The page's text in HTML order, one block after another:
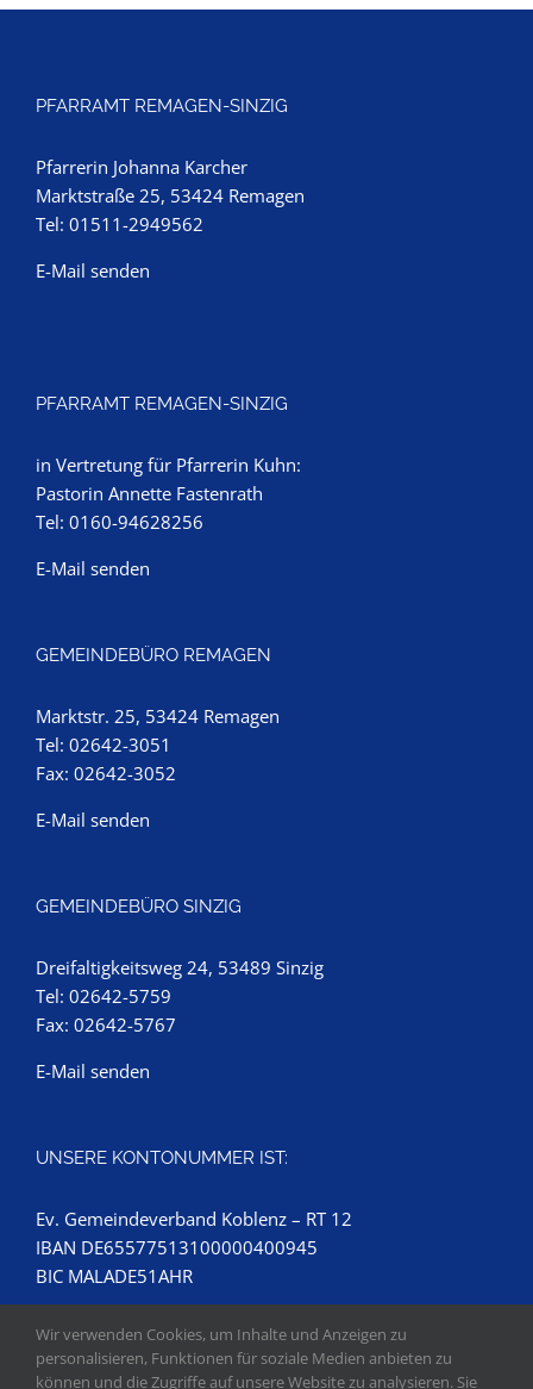
PFARRAMT REMAGEN-SINZIG
Pfarrerin Johanna Karcher
Marktstraße 25, 53424 Remagen
Tel: 01511-2949562
E-Mail senden
PFARRAMT REMAGEN-SINZIG
in Vertretung für Pfarrerin Kuhn:
Pastorin Annette Fastenrath
Tel: 0160-94628256
E-Mail senden
GEMEINDEBÜRO REMAGEN
Marktstr. 25, 53424 Remagen
Tel: 02642-3051
Fax: 02642-3052
E-Mail senden
GEMEINDEBÜRO SINZIG
Dreifaltigkeitsweg 24, 53489 Sinzig
Tel: 02642-5759
Fax: 02642-5767
E-Mail senden
UNSERE KONTONUMMER IST:
Ev. Gemeindeverband Koblenz – RT 12
IBAN DE65577513100000400945
BIC MALADE51AHR
Wir verwenden Cookies, um Inhalte und Anzeigen zu
personalisieren, Funktionen für soziale Medien anbieten zu
können und die Zugriffe auf unsere Website zu analysieren. Sie